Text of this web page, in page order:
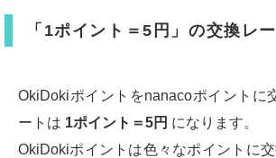
「1ポイント＝5円」の交換レ
OkiDokiポイントをnanacoポイントに
ートは 1ポイント＝5円 になります。
OkiDokiポイントは色々なポイントに